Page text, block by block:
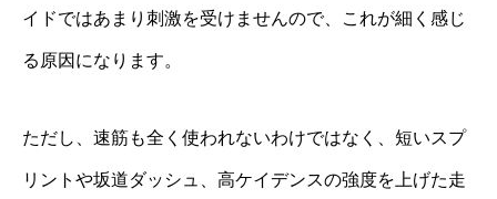
イドではあまり刺激を受けませんので、これが細く感じ
る原因になります。
ただし、速筋も全く使われないわけではなく、短いスプ
リントや坂道ダッシュ、高ケイデンスの強度を上げた走